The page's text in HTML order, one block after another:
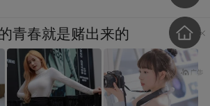
青春就是赌出来的